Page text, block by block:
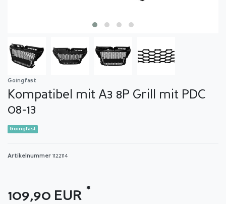
Goingfast
Kompatibel mit A3 8P Grill mit PDC
08-13
Goingfast
Artikelnummer 1122114
109,90 EUR *